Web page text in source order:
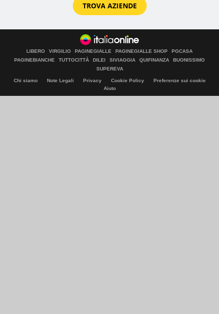
TROVA AZIENDE
LIBERO VIRGILIO PAGINEGIALLE PAGINEGIALLE SHOP
PGCASA
PAGINEBIANCHE
TUTTOCITTÀ DILEI SIVIAGGIA QUIFINANZA
BUONISSIMO
SUPEREVA
Chi siamo Note Legali Privacy Cookie Policy
Preferenze sui cookie
Aiuto